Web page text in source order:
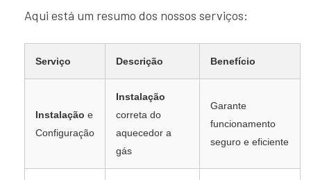
Aqui está um resumo dos nossos serviços:
Serviço Descrição Benefício
Instalação e
Configuração
Instalação
correta do
aquecedor a
gás
Garante
funcionamento
seguro e eficiente